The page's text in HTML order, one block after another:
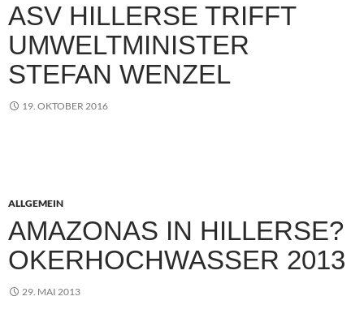
ASV HILLERSE TRIFFT
UMWELTMINISTER
STEFAN WENZEL
19. OKTOBER 2016
ALLGEMEIN
AMAZONAS IN HILLERSE?
OKERHOCHWASSER 2013
29. MAI 2013